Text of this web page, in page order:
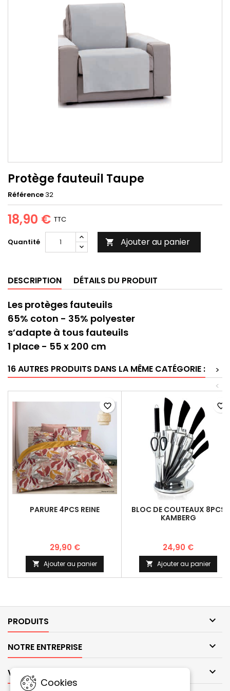
Protège fauteuil Taupe
Référence32
18,90 € TTC
Quantité  Ajouter au panier
DESCRIPTION DÉTAILS DU PRODUIT
Les protèges fauteuils
65% coton - 35% polyester
s’adapte à tous fauteuils
1 place - 55 x 200 cm
16 AUTRES PRODUITS DANS LA MÊME CATÉGORIE :
>
<
PARURE 4PCS REINE
29,90 €
 Ajouter au panier
favorite_border
BLOC DE COUTEAUX 8PCS
KAMBERG
24,90 €
 Ajouter au panier
favorite_border
PRODUITS 
NOTRE ENTREPRISE 
VOTRE COMPTE 
Cookies